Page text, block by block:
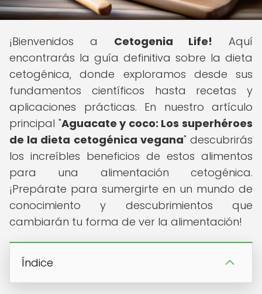
¡Bienvenidos a Cetogenia Life! Aquí
encontrarás la guía definitiva sobre la dieta
cetogénica, donde exploramos desde sus
fundamentos científicos hasta recetas y
aplicaciones prácticas. En nuestro artículo
principal "Aguacate y coco: Los superhéroes
de la dieta cetogénica vegana" descubrirás
los increíbles beneficios de estos alimentos
para una alimentación cetogénica.
¡Prepárate para sumergirte en un mundo de
conocimiento y descubrimientos que
cambiarán tu forma de ver la alimentación!
Índice